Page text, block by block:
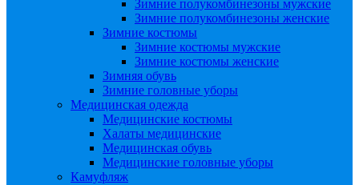
Зимние полукомбинезоны мужские
Зимние полукомбинезоны женские
Зимние костюмы
Зимние костюмы мужские
Зимние костюмы женские
Зимняя обувь
Зимние головные уборы
Медицинская одежда
Медицинские костюмы
Халаты медицинские
Медицинская обувь
Медицинские головные уборы
Камуфляж